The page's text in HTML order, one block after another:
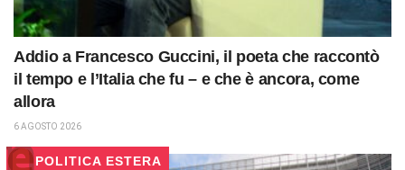
Addio a Francesco Guccini, il poeta che raccontò
il tempo e l’Italia che fu – e che è ancora, come
allora
6 AGOSTO 2026
POLITICA ESTERA